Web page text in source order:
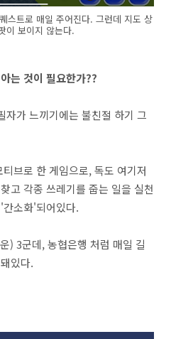
스트로 매일 주어진다. 그런데 지도 상
이 보이지 않는다.
는 것이 필요한가??
가 느끼기에는 불친절 하기 그
브로 한 게임으로, 독도 여기저
고 각종 쓰레기를 줍는 일을 실천
소화'되어있다.
) 3군데, 농협은행 처럼 매일 길
있다.